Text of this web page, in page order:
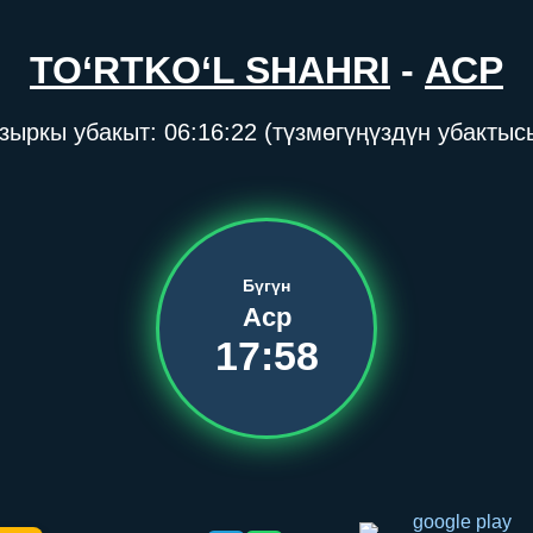
TO‘RTKO‘L SHAHRI - АСР
убакыт: 06:16:22 (түзмөгүңүздүн
Бүгүн
Аср
17:58